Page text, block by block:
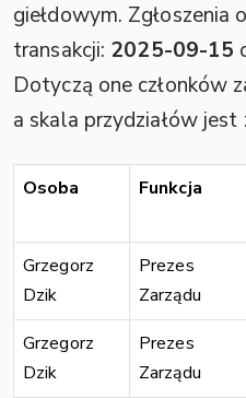
giełdowym. Zgłoszenia
transakcji: 2025-09-15
Dotyczą one członków
a skala przydziałów jest
Osoba Funkcja
Grzegorz
Dzik
Prezes
Zarządu
Grzegorz
Dzik
Prezes
Zarządu